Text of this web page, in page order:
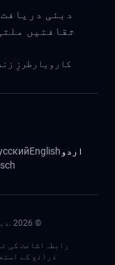
دبئی
ثقافتیں
کاروبار طرزِ
اردو English
©
2026
رابطہ اشاعت کی
ذرائع کے